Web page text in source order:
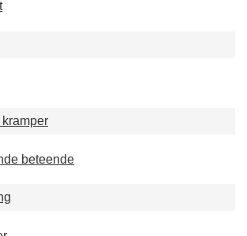
beteende